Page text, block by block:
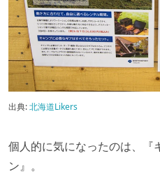
出典:北海道Likers
個人的に気になったのは、『
ン』。